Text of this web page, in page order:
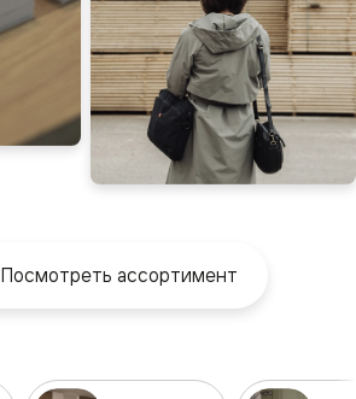
Посмотреть ассортимент